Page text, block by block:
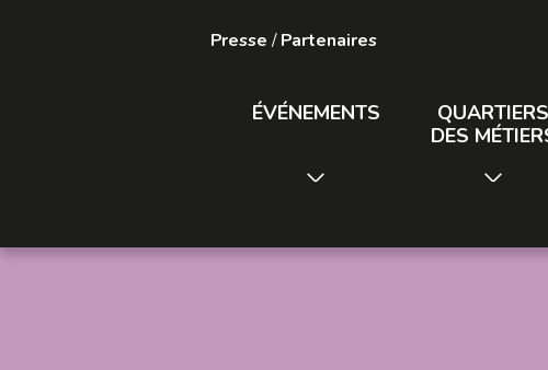
Presse/Partenaires
ÉVÉNEMENTS
QUARTIERS
DES